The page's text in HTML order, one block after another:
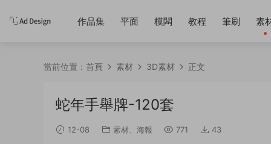
作品集 平面 模闆 教程 筆刷 素
當前位置： 首頁 素材 3D素材 正文
蛇年手舉牌-120套
12-08 素材 海報 771 43